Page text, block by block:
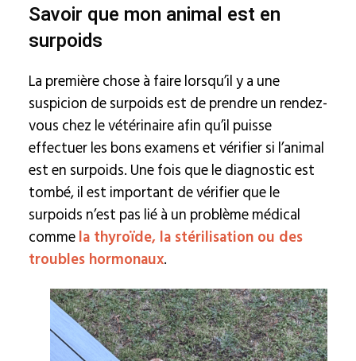
Savoir que mon animal est en
surpoids
La première chose à faire lorsqu’il y a une
suspicion de surpoids est de prendre un rendez-
vous chez le vétérinaire afin qu’il puisse
effectuer les bons examens et vérifier si l’animal
est en surpoids. Une fois que le diagnostic est
tombé, il est important de vérifier que le
surpoids n’est pas lié à un problème médical
commela thyroïde, la stérilisation ou des
troubles hormonaux.